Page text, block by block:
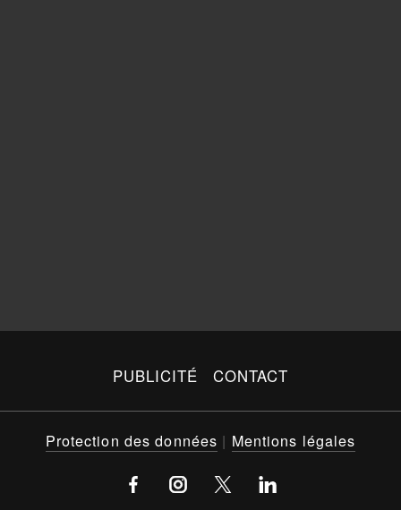
PUBLICITÉ CONTACT
Protection des données | Mentions légales